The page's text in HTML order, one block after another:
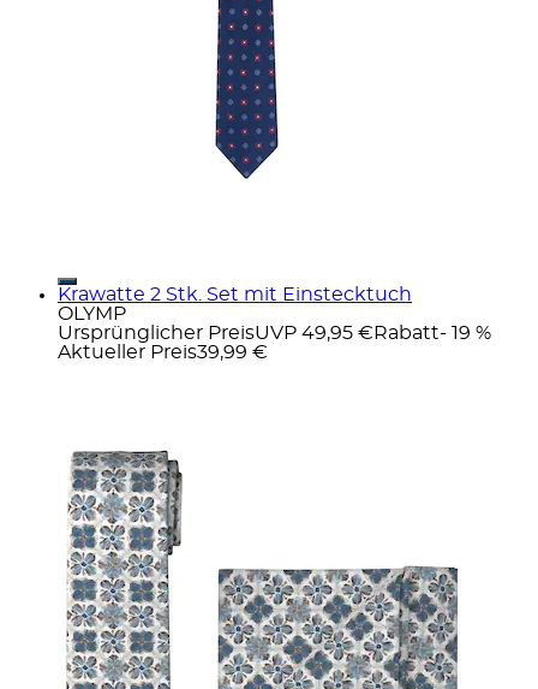
Krawatte 2 Stk. Set mit Einstecktuch
OLYMP
Ursprünglicher PreisUVP 49,95 € Rabatt- 19 %
Aktueller Preis39,99 €